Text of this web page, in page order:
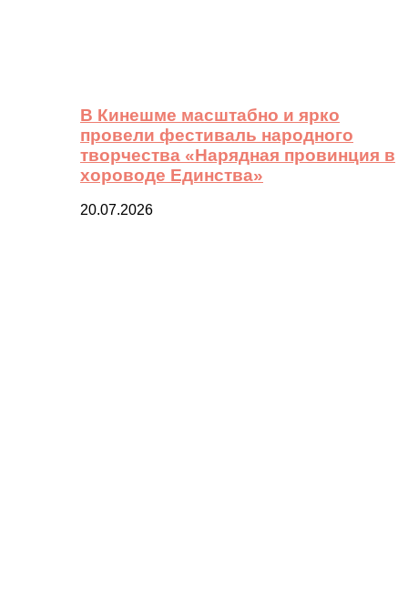
В Кинешме масштабно и ярко
провели фестиваль народного
творчества «Нарядная провинция в
хороводе Единства»
20.07.2026